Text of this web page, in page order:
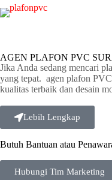
AGEN PLAFON PVC
Jika Anda sedang mencari
yang tepat. agen plafon
kualitas terbaik dan desain
Lebih Lengkap
Butuh Bantuan atau
Hubungi Tim Marketing